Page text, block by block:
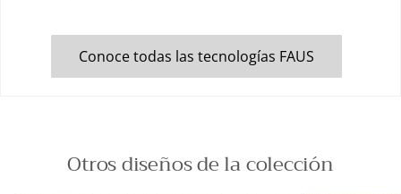
Conoce todas las tecnologías FAUS
Otros diseños de la colección